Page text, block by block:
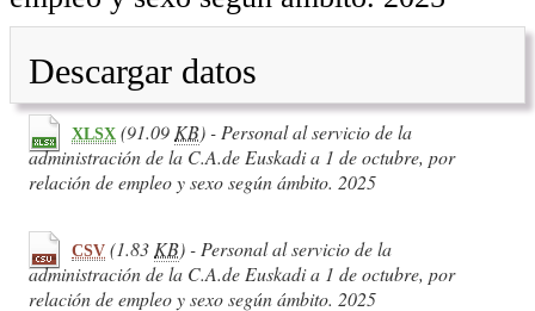
Descargar datos
XLSX (91.09KB) - Personal al servicio de la
administración de la C.A.de Euskadi a 1 de octubre, por
relación de empleo y sexo según ámbito. 2025
CSV (1.83 KB) - Personal al servicio de la
administración de la C.A.de Euskadi a 1 de octubre, por
relación de empleo y sexo según ámbito. 2025